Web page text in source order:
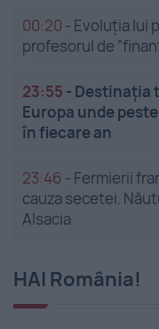
00:20 - Evoluția lui
profesorul de
23:55 - Destinația
Europa unde
în fiecare an
23:46 - Fermierii
cauza secetei.
Alsacia
HAI România!